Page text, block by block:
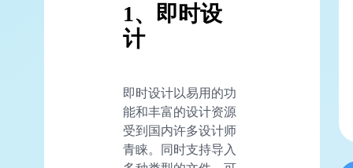
1、即时设
计
即时设计以易用的功
能和丰富的设计资源
受到国内许多设计师
青睐。同时支持导入